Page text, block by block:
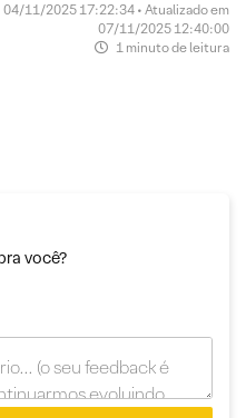
04/11/2025 17:22:34 • Atualizado em
07/11/2025 12:40:00
1 minuto de leitura
você?